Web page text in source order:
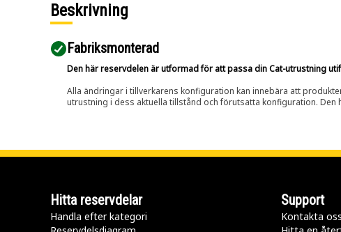
Beskrivning
Fabriksmonterad
Den här reservdelen är utformad för att passa din Cat-utrustning
Alla ändringar i tillverkarens konfiguration kan innebära att
utrustning i dess aktuella tillstånd och förutsatta konfiguration.
Hitta reservdelar
Handla efter kategori
Support
Kontakta oss